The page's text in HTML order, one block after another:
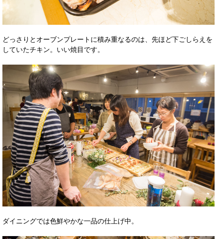
どっさりとオーブンプレートに積み重なるのは、先ほど下ごしらえを
していたチキン。いい焼目です。
ダイニングでは色鮮やかな一品の仕上げ中。